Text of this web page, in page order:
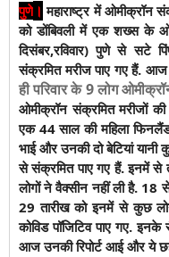
पुणे । महाराष्ट्र में ओमीक्रॉन
को डोंबिवली में एक शख्स के
दिसंबर,रविवार) पुणे से सटे
संक्रमित मरीज पाए गए हैं.
ही परिवार के 9 लोग
ओमीक्रॉन संक्रमित मरीजों
एक 44 साल की महिला
भाई और उनकी दो बेटियां
से संक्रमित पाए गए हैं. इनमें
लोगों ने वैक्सीन नहीं ली है.
29 तारीख को इनमें से कुछ
कोविड पॉजिटिव पाए गए.
आज उनकी रिपोर्ट आई और ये